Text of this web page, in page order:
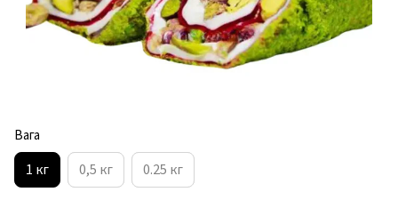
Вага
1 кг 0,5 кг 0.25 кг